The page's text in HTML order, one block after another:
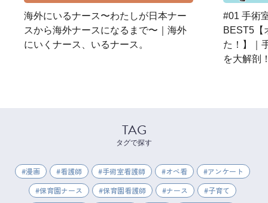
海外にいるナース〜わたしが日本ナー
スから海外ナースになるまで〜｜海外
にいくナース、いるナース。
#01 手術
BEST5【
た！】｜
を大解剖
TAG
タグで探す
漫画 看護師 手術室看護師 オペ看
アンケート
保育園ナース
保育園看護師 ナース
子育て